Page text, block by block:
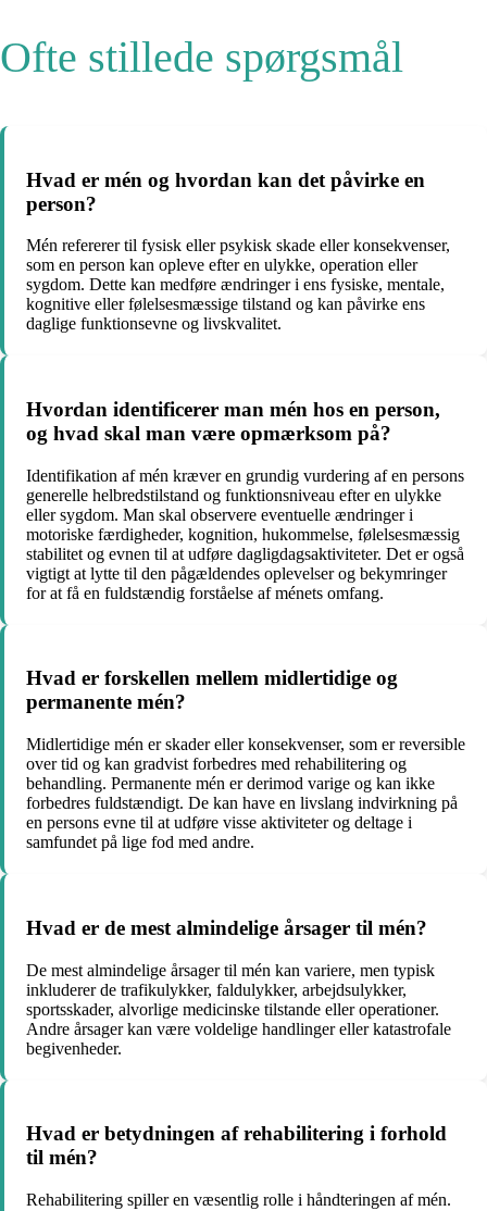
Ofte stillede spørgsmål
Hvad er mén og hvordan kan det påvirke en
person?
Mén refererer til fysisk eller psykisk skade eller konsekvenser,
som en person kan opleve efter en ulykke, operation eller
sygdom. Dette kan medføre ændringer i ens fysiske, mentale,
kognitive eller følelsesmæssige tilstand og kan påvirke ens
daglige funktionsevne og livskvalitet.
Hvordan identificerer man mén hos en person,
og hvad skal man være opmærksom på?
Identifikation af mén kræver en grundig vurdering af en persons
generelle helbredstilstand og funktionsniveau efter en ulykke
eller sygdom. Man skal observere eventuelle ændringer i
motoriske færdigheder, kognition, hukommelse, følelsesmæssig
stabilitet og evnen til at udføre dagligdagsaktiviteter. Det er også
vigtigt at lytte til den pågældendes oplevelser og bekymringer
for at få en fuldstændig forståelse af ménets omfang.
Hvad er forskellen mellem midlertidige og
permanente mén?
Midlertidige mén er skader eller konsekvenser, som er reversible
over tid og kan gradvist forbedres med rehabilitering og
behandling. Permanente mén er derimod varige og kan ikke
forbedres fuldstændigt. De kan have en livslang indvirkning på
en persons evne til at udføre visse aktiviteter og deltage i
samfundet på lige fod med andre.
Hvad er de mest almindelige årsager til mén?
De mest almindelige årsager til mén kan variere, men typisk
inkluderer de trafikulykker, faldulykker, arbejdsulykker,
sportsskader, alvorlige medicinske tilstande eller operationer.
Andre årsager kan være voldelige handlinger eller katastrofale
begivenheder.
Hvad er betydningen af rehabilitering i forhold
til mén?
Rehabilitering spiller en væsentlig rolle i håndteringen af mén.